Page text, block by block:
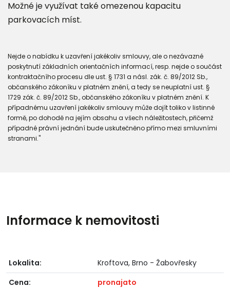
Možné je využívat také omezenou kapacitu
parkovacích míst.
Nejde o nabídku k uzavření jakékoliv smlouvy, ale o nezávazné
poskytnutí základních orientačních informací, resp. nejde o součást
kontraktačního procesu dle ust. § 1731 a násl. zák. č. 89/2012 Sb.,
občanského zákoníku v platném znění, a tedy se neuplatní ust. §
1729 zák. č. 89/2012 Sb., občanského zákoníku v platném znění. K
případnému uzavření jakékoliv smlouvy může dojít toliko v listinné
formě, po dohodě na jejím obsahu a všech náležitostech, přičemž
případné právní jednání bude uskutečněno přímo mezi smluvními
stranami."
Informace k nemovitosti
Lokalita:
Kroftova, Brno - Žabovřesky
Cena:
pronajato